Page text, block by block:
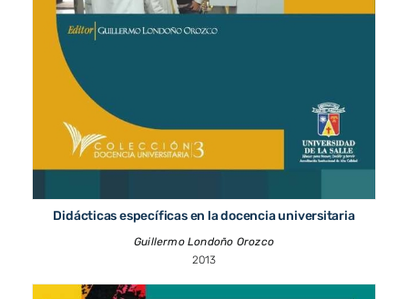
Didácticas específicas en la docencia universitaria
Guillermo Londoño Orozco
2013